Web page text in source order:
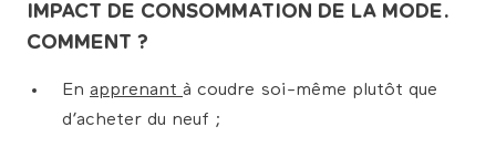
IMPACT DE CONSOMMATION DE LA MODE.
COMMENT ?
En apprenant à coudre soi-même plutôt que
d’acheter du neuf ;